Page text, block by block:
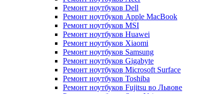
Ремонт ноутбуков Dell
Ремонт ноутбуков Apple MacBook
Ремонт ноутбуков MSI
Ремонт ноутбуков Huawei
Ремонт ноутбуков Xiaomi
Ремонт ноутбуков Samsung
Ремонт ноутбуков Gigabyte
Ремонт ноутбуков Microsoft Surface
Ремонт ноутбуков Toshiba
Ремонт ноутбуков Fujitsu во Львове